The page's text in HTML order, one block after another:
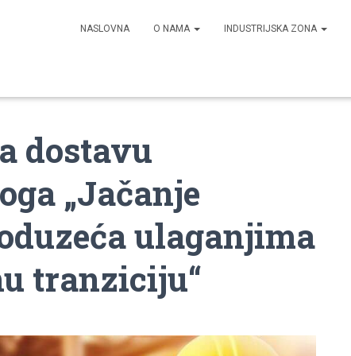
NASLOVNA O NAMA INDUSTRIJSKA ZONA
dostavu
„Jačanje
ulaganjima
tranziciju“